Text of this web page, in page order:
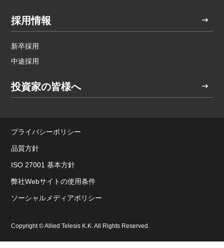
採用情報
新卒採用
中途採用
投資家の皆様へ
プライバシーポリシー
品質方針
ISO 27001 基本方針
弊社Webサイトの使用条件
ソーシャルメディアポリシー
Copyright © Allied Telesis K.K. All Rights Reserved.